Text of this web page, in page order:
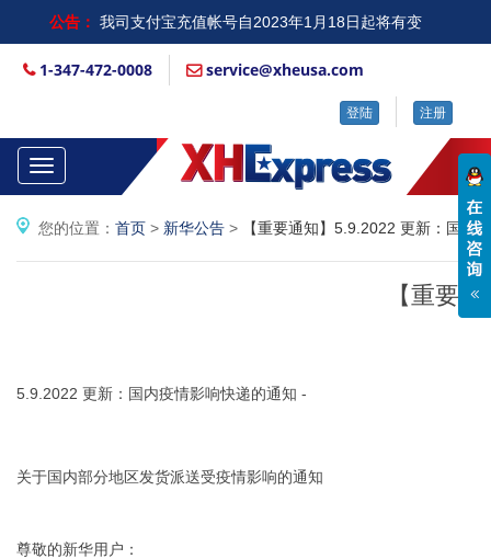
公告： 我司支付宝充值帐号自2023年1月18日起将有变
更，原先的账号将停止使用，详细变更请大家查看注册邮
箱或登陆账户“余额充值”查看，请大家充值运费时一定注
意输入... 更多公告
1-347-472-0008 service@xheusa.com
登陆 注册
Toggle
navigation
您的位置： 首页 > 新华公告 > 【重要通知】5.9.2022 更新：国内
【重要
5.9.2022 更新：国内疫情影响快递的通知 -
关于国内部分地区发货派送受疫情影响的通知
尊敬的新华用户：